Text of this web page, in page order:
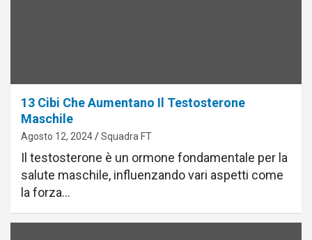
13 Cibi Che Aumentano Il Testosterone
Maschile
Agosto 12, 2024 Squadra FT
Il testosterone è un ormone fondamentale per la
salute maschile, influenzando vari aspetti come
la forza…